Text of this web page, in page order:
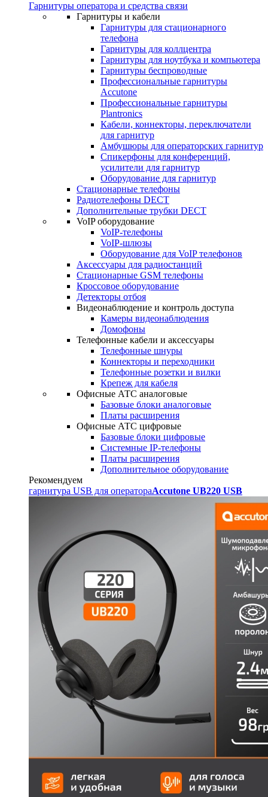
Гарнитуры оператора и средства связи
Гарнитуры и кабели
Гарнитуры для стационарного
телефона
Гарнитуры для коллцентра
Гарнитуры для ноутбука и компьютера
Гарнитуры беспроводные
Профессиональные гарнитуры
Accutone
Профессиональные гарнитуры
Plantronics
Кабели, коннекторы, переключатели
для гарнитур
Амбушюры для операторских гарнитур
Cпикерфоны для конференций,
усилители для гарнитур
Оборудование для гарнитур
Стационарные телефоны
Радиотелефоны DECT
Дополнительные трубки DECT
VoIP оборудование
VoIP-телефоны
VoIP-шлюзы
Оборудование для VoIP телефонов
Аксессуары для радиостанций
Стационарные GSM телефоны
Кроссовое оборудование
Детекторы отбоя
Видеонаблюдение и контроль доступа
Камеры видеонаблюдения
Домофоны
Телефонные кабели и аксессуары
Телефонные шнуры
Коннекторы и переходники
Телефонные розетки и вилки
Крепеж для кабеля
Офисные АТС аналоговые
Базовые блоки аналоговые
Платы расширения
Офисные АТС цифровые
Базовые блоки цифровые
Системные IP-телефоны
Платы расширения
Дополнительное оборудование
Рекомендуем
гарнитура USB для оператораAccutone UB220 USB